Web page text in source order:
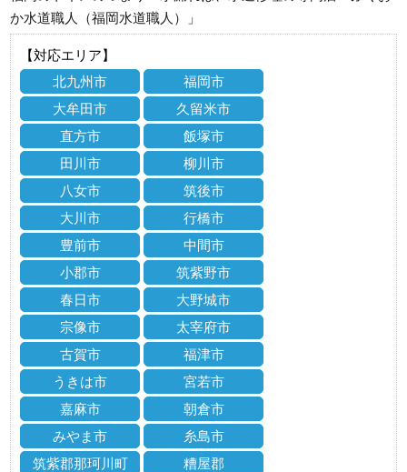
か水道職人（福岡水道職人）」
【対応エリア】
北九州市
福岡市
大牟田市
久留米市
直方市
飯塚市
田川市
柳川市
八女市
筑後市
大川市
行橋市
豊前市
中間市
小郡市
筑紫野市
春日市
大野城市
宗像市
太宰府市
古賀市
福津市
うきは市
宮若市
嘉麻市
朝倉市
みやま市
糸島市
筑紫郡那珂川町
糟屋郡